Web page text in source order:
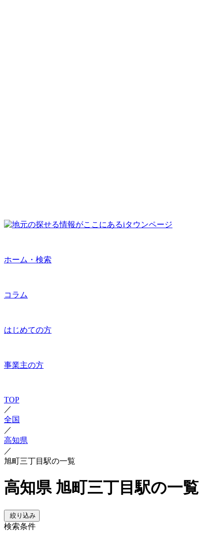
ホーム・検索
コラム
はじめての方
事業主の方
TOP
／
全国
／
高知県
／
旭町三丁目駅の一覧
高知県 旭町三丁目駅の一覧
絞り込み
検索条件